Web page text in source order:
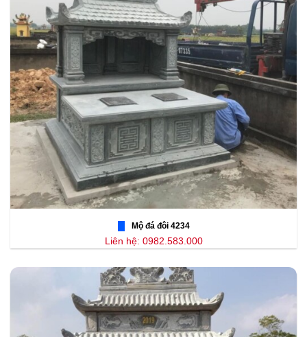
Mộ đá đôi 4234
Liên hệ: 0982.583.000